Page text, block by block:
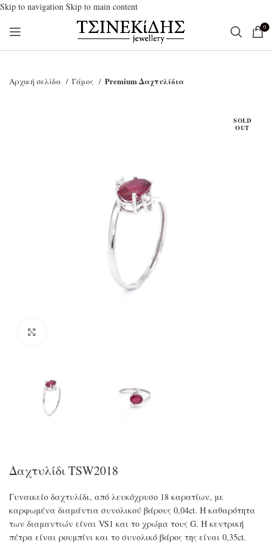
Skip to navigation Skip to main content
0
Αρχική σελίδα Γάμος Premium Δαχτυλίδια
SOLD
OUT
Δαχτυλίδι TSW2018
Γυναικείο δαχτυλίδι, από λευκόχρυσο 18 καρατίων, με
καρφωμένα διαμάντια συνολικού βάρους 0,04ct. Η καθαρότητα
των διαμαντιών είναι VS1 και το χρώμα τους G. Η κεντρική
πέτρα είναι ρουμπίνι και το συνολικό βάρος της είναι 0,35ct.